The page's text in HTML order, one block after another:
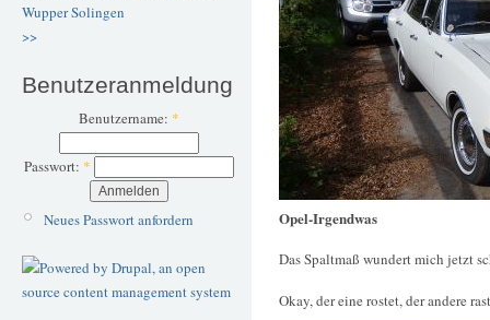
WupperSolingen
>>
Benutzeranmeldung
Benutzername: *
Passwort: *
Neues Passwort anfordern Opel-Irgendwas
Das Spaltmaß wundert mich jetzt
Okay, der eine rostet, der andere